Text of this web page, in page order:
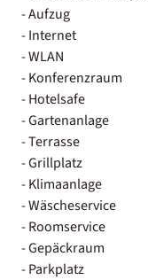
- Aufzug
- Internet
- WLAN
- Konferenzraum
- Hotelsafe
- Gartenanlage
- Terrasse
- Grillplatz
- Klimaanlage
- Wäscheservice
- Roomservice
- Gepäckraum
- Parkplatz